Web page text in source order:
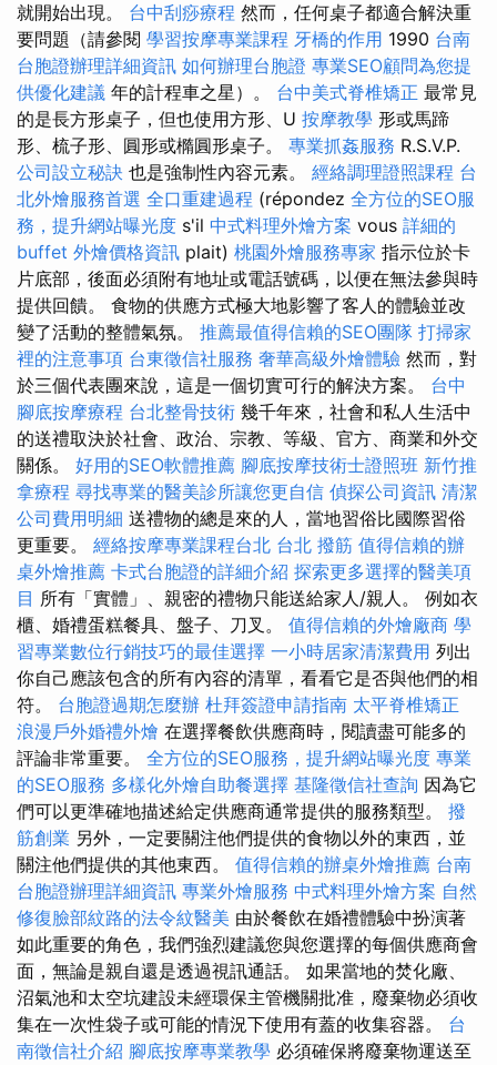
就開始出現。 台中刮痧療程 然而，任何桌子都適合解決重
要問題（請參閱 學習按摩專業課程 牙橋的作用 1990 台南
台胞證辦理詳細資訊 如何辦理台胞證 專業SEO顧問為您提
供優化建議 年的計程車之星）。 台中美式脊椎矯正 最常見
的是長方形桌子，但也使用方形、U 按摩教學 形或馬蹄
形、梳子形、圓形或橢圓形桌子。 專業抓姦服務 R.S.V.P.
公司設立秘訣 也是強制性內容元素。 經絡調理證照課程 台
北外燴服務首選 全口重建過程 (répondez 全方位的SEO服
務，提升網站曝光度 s'il 中式料理外燴方案 vous 詳細的
buffet 外燴價格資訊 plait) 桃園外燴服務專家 指示位於卡
片底部，後面必須附有地址或電話號碼，以便在無法參與時
提供回饋。 食物的供應方式極大地影響了客人的體驗並改
變了活動的整體氣氛。 推薦最值得信賴的SEO團隊 打掃家
裡的注意事項 台東徵信社服務 奢華高級外燴體驗 然而，對
於三個代表團來說，這是一個切實可行的解決方案。 台中
腳底按摩療程 台北整骨技術 幾千年來，社會和私人生活中
的送禮取決於社會、政治、宗教、等級、官方、商業和外交
關係。 好用的SEO軟體推薦 腳底按摩技術士證照班 新竹推
拿療程 尋找專業的醫美診所讓您更自信 偵探公司資訊 清潔
公司費用明細 送禮物的總是來的人，當地習俗比國際習俗
更重要。 經絡按摩專業課程台北 台北 撥筋 值得信賴的辦
桌外燴推薦 卡式台胞證的詳細介紹 探索更多選擇的醫美項
目 所有「實體」、親密的禮物只能送給家人/親人。 例如衣
櫃、婚禮蛋糕餐具、盤子、刀叉。 值得信賴的外燴廠商 學
習專業數位行銷技巧的最佳選擇 一小時居家清潔費用 列出
你自己應該包含的所有內容的清單，看看它是否與他們的相
符。 台胞證過期怎麼辦 杜拜簽證申請指南 太平脊椎矯正
浪漫戶外婚禮外燴 在選擇餐飲供應商時，閱讀盡可能多的
評論非常重要。 全方位的SEO服務，提升網站曝光度 專業
的SEO服務 多樣化外燴自助餐選擇 基隆徵信社查詢 因為它
們可以更準確地描述給定供應商通常提供的服務類型。 撥
筋創業 另外，一定要關注他們提供的食物以外的東西，並
關注他們提供的其他東西。 值得信賴的辦桌外燴推薦 台南
台胞證辦理詳細資訊 專業外燴服務 中式料理外燴方案 自然
修復臉部紋路的法令紋醫美 由於餐飲在婚禮體驗中扮演著
如此重要的角色，我們強烈建議您與您選擇的每個供應商會
面，無論是親自還是透過視訊通話。 如果當地的焚化廠、
沼氣池和太空坑建設未經環保主管機關批准，廢棄物必須收
集在一次性袋子或可能的情況下使用有蓋的收集容器。 台
南徵信社介紹 腳底按摩專業教學 必須確保將廢棄物運送至